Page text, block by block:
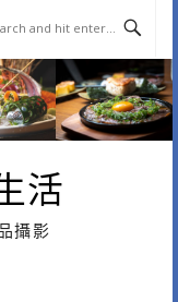
活
攝影